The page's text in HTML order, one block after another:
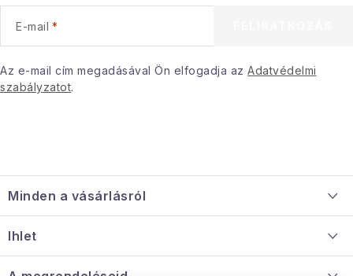
E-mail
Az e-mail cím megadásával Ön elfogadja az Adatvédelmi
szabályzatot.
á
b
é
c
Minden a vásárlásról
Információ a mellékletről
Ihlet